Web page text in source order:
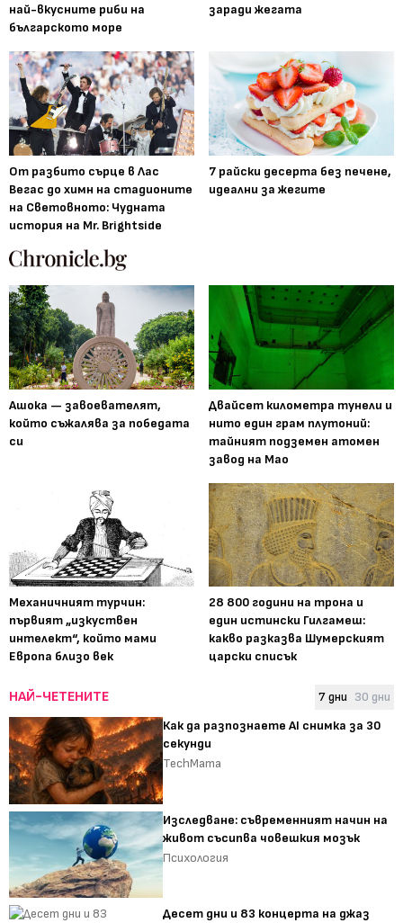
най-вкусните риби на
българското море
заради жегата
От разбито сърце в Лас
Вегас до химн на стадионите
на Световното: Чудната
история на Mr. Brightside
7 райски десерта без печене,
идеални за жегите
Ашока — завоевателят,
който съжалява за победата
си
Двайсет километра тунели и
нито един грам плутоний:
тайният подземен атомен
завод на Мао
Механичният турчин:
първият „изкуствен
интелект“, който мами
Европа близо век
28 800 години на трона и
един истински Гилгамеш:
какво разказва Шумерският
царски списък
НАЙ-ЧЕТЕНИТЕ 7 дни 30 дни
Как да разпознаете AI снимка за 30
секунди
TechMama
Изследване: съвременният начин на
живот съсипва човешкия мозък
Психология
Десет дни и 83 концерта на джаз